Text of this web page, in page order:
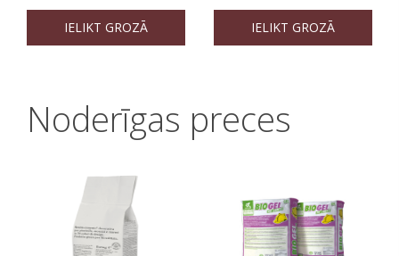
IELIKT GROZĀ IELIKT GROZĀ
Noderīgas preces